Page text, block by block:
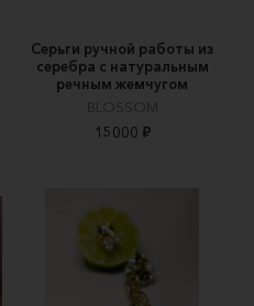
Серьги ручной работы из
серебра с натуральным
речным жемчугом
BLOSSOM
15000 ₽